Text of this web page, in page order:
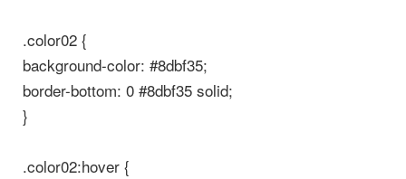
.color02 {
background-color: #8dbf35;
border-bottom: 0 #8dbf35 solid;
}
.color02:hover {